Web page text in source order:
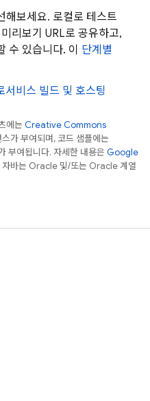
해보세요. 로컬로 테스트
리보기 URL로 공유하고,
수 있습니다. 이 단계별
서비스 빌드 및 호스팅
에는 Creative Commons
가 부여되며, 코드 샘플에는
부여됩니다. 자세한 내용은 Google
자바는 Oracle 및/또는 Oracle 계열